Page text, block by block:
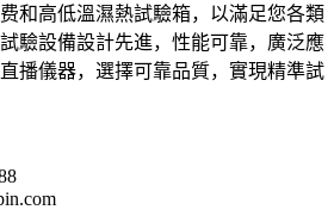
和高低溫濕熱試驗箱，以滿足您各類
驗設備設計先進，性能可靠，廣泛應
播儀器，選擇可靠品質，實現精準試